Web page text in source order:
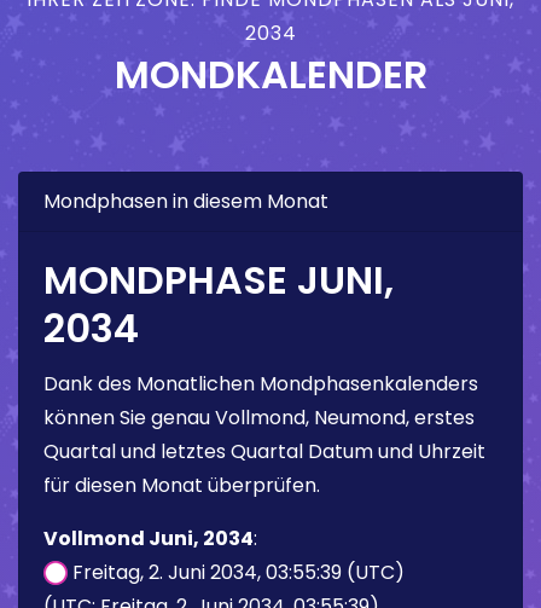
2034
MONDKALENDER
Mondphasen in diesem Monat
MONDPHASE JUNI,
2034
Dank des Monatlichen Mondphasenkalenders
können Sie genau Vollmond, Neumond, erstes
Quartal und letztes Quartal Datum und Uhrzeit
für diesen Monat überprüfen.
Vollmond Juni, 2034:
Freitag, 2. Juni 2034, 03:55:39 (UTC)